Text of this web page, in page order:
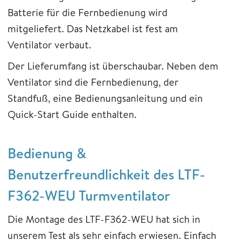
Batterie für die Fernbedienung wird
mitgeliefert. Das Netzkabel ist fest am
Ventilator verbaut.
Der Lieferumfang ist überschaubar. Neben dem
Ventilator sind die Fernbedienung, der
Standfuß, eine Bedienungsanleitung und ein
Quick-Start Guide enthalten.
Bedienung &
Benutzerfreundlichkeit des LTF-
F362-WEU Turmventilator
Die Montage des LTF-F362-WEU hat sich in
unserem Test als sehr einfach erwiesen. Einfach